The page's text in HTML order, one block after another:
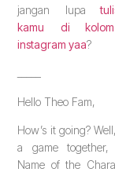
jangan lupa
kamu
di
instagram yaa?
Hello Theo Fam,
How’s it going?
a game together,
Name of the